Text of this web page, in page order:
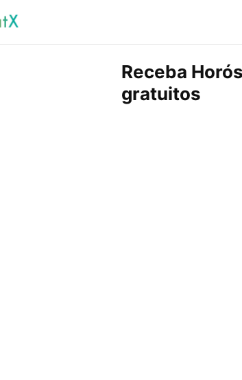
Receba
gratuitos